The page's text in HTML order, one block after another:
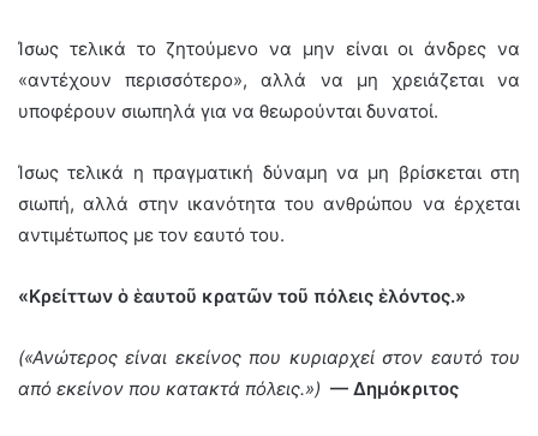
Ίσως τελικά το ζητούμενο να μην είναι οι άνδρες να
«αντέχουν περισσότερο», αλλά να μη χρειάζεται να
υποφέρουν σιωπηλά για να θεωρούνται δυνατοί.
Ίσως τελικά η πραγματική δύναμη να μη βρίσκεται στη
σιωπή, αλλά στην ικανότητα του ανθρώπου να έρχεται
αντιμέτωπος με τον εαυτό του.
«Κρείττων ὁ ἑαυτοῦ κρατῶν τοῦ πόλεις ἑλόντος.»
(«Ανώτερος είναι εκείνος που κυριαρχεί στον εαυτό του
από εκείνον που κατακτά πόλεις.») — Δημόκριτος